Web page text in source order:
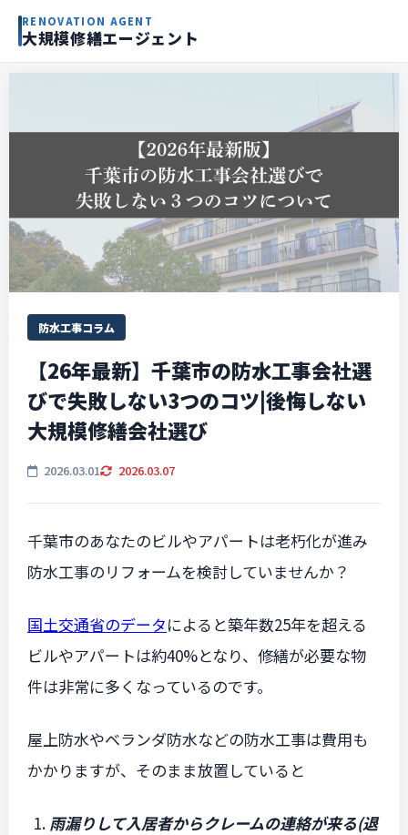
RENOVATION AGENT
大規模修繕エージェント
防水工事コラム
【26年最新】千葉市の防水工事会社選
びで失敗しない3つのコツ|後悔しない
大規模修繕会社選び
2026.03.01 2026.03.07
千葉市のあなたのビルやアパートは老朽化が進み
防水工事のリフォームを検討していませんか？
国土交通省のデータによると築年数25年を超える
ビルやアパートは約40%となり、修繕が必要な物
件は非常に多くなっているのです。
屋上防水やベランダ防水などの防水工事は費用も
かかりますが、そのまま放置していると
雨漏りして入居者からクレームの連絡が来る(退